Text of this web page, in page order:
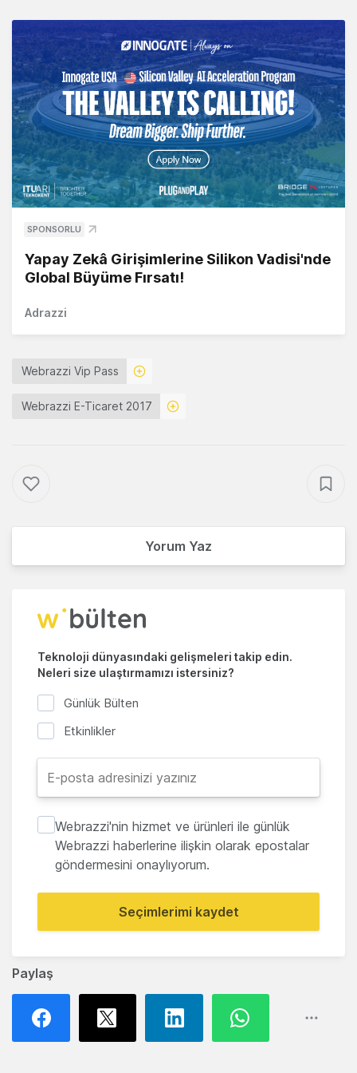
Paylaş
SPONSORLU
Yapay Zekâ Girişimlerine Silikon Vadisi'nde
Global Büyüme Fırsatı!
Adrazzi
Webrazzi Vip Pass
Webrazzi E-Ticaret 2017
Yorum Yaz
Teknoloji dünyasındaki gelişmeleri takip edin.
Neleri size ulaştırmamızı istersiniz?
Günlük Bülten
Etkinlikler
Webrazzi'nin hizmet ve ürünleri ile günlük
Webrazzi haberlerine ilişkin olarak epostalar
göndermesini onaylıyorum.
Seçimlerimi kaydet